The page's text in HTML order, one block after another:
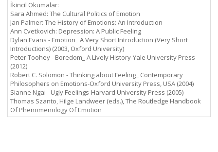
İkincil Okumalar:
Sara Ahmed: The Cultural Politics of Emotion
Jan Palmer: The History of Emotions: An Introduction
Ann Cvetkovich: Depression: A Public Feeling
Dylan Evans - Emotion_ A Very Short Introduction (Very Short
Introductions) (2003, Oxford University)
Peter Toohey - Boredom_ A Lively History-Yale University Press
(2012)
Robert C. Solomon - Thinking about Feeling_ Contemporary
Philosophers on Emotions-Oxford University Press, USA (2004)
Sianne Ngai - Ugly Feelings-Harvard University Press (2005)
Thomas Szanto, Hilge Landweer (eds.), The Routledge Handbook
Of Phenomenology Of Emotion